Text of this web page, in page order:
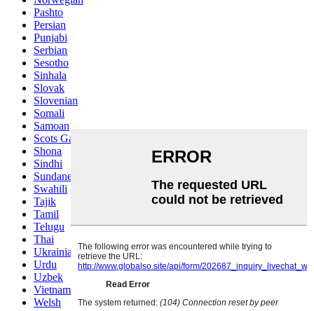
Pashto
Persian
Punjabi
Serbian
Sesotho
Sinhala
Slovak
Slovenian
Somali
Samoan
Scots Gaelic
Shona
Sindhi
Sundanese
Swahili
Tajik
Tamil
Telugu
Thai
Ukrainian
Urdu
Uzbek
Vietnamese
Welsh